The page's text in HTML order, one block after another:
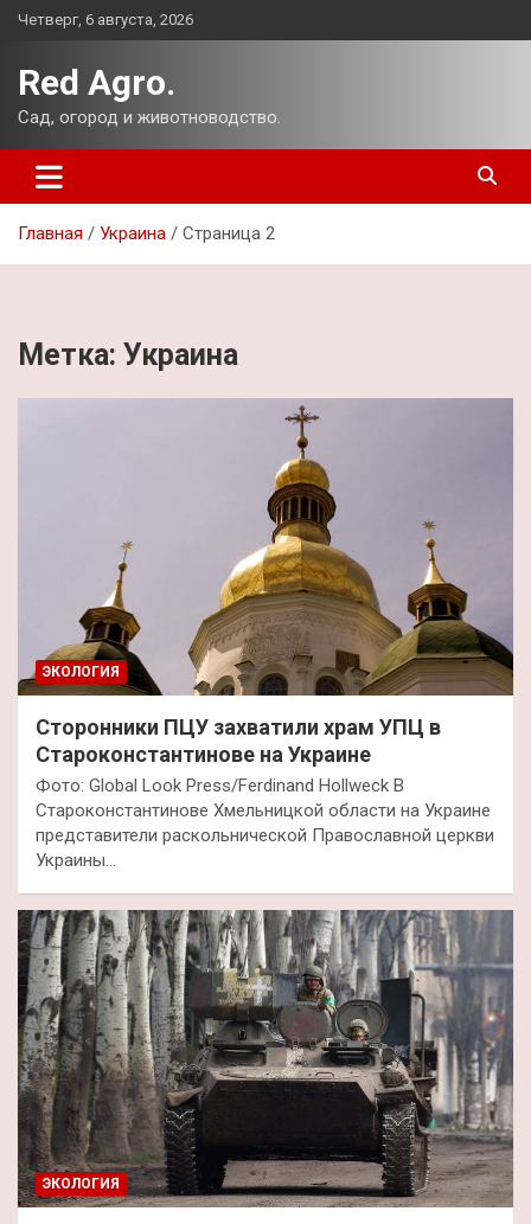
Перейти
Четверг, 6 августа, 2026
Red Agro.
Сад, огород и животноводство.
Главная Украина Страница 2
Метка: Украина
ЭКОЛОГИЯ
Сторонники ПЦУ захватили храм УПЦ в
Староконстантинове на Украине
Фото: Global Look Press/Ferdinand Hollweck В
Староконстантинове Хмельницкой области на Украине
представители раскольнической Православной церкви
Украины…
ЭКОЛОГИЯ